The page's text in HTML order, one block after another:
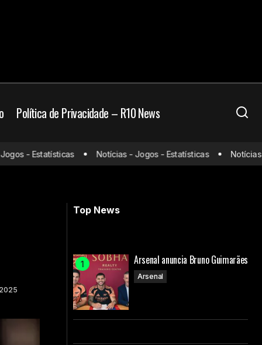
Política de Privacidade – R10 News
perto de
Vasco faz proposta por Nuno Moreira,
mas enfrenta concorrência na Europa
- Estatísticas Notícias - Jogos - Estatísticas Notícias -
Top News
Arsenal anuncia Bruno Guimarães
Arsenal